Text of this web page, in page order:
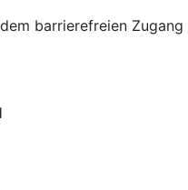
barrierefreien